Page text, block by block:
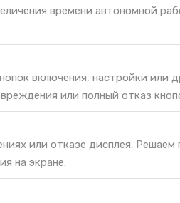
времени автономной
включения, настройки или
или полный отказ
или отказе дисплея.
на экране.